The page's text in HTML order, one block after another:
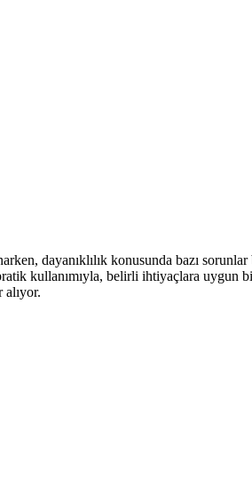
dayanıklılık konusunda bazı sorunlar
kullanımıyla, belirli ihtiyaçlara uygun
alıyor.